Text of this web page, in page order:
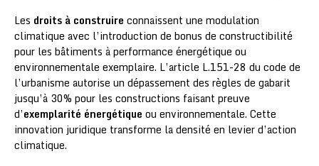
Les droits à construire connaissent une modulation
climatique avec l’introduction de bonus de constructibilité
pour les bâtiments à performance énergétique ou
environnementale exemplaire. L’article L.151-28 du code de
l’urbanisme autorise un dépassement des règles de gabarit
jusqu’à 30% pour les constructions faisant preuve
d’exemplarité énergétique ou environnementale. Cette
innovation juridique transforme la densité en levier d’action
climatique.